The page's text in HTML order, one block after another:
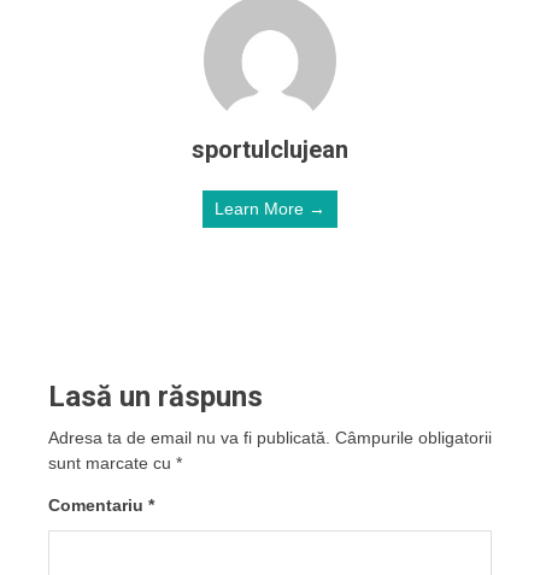
sportulclujean
Learn More →
Lasă un răspuns
Adresa ta de email nu va fi publicată. Câmpurile obligatorii
sunt marcate cu *
Comentariu *